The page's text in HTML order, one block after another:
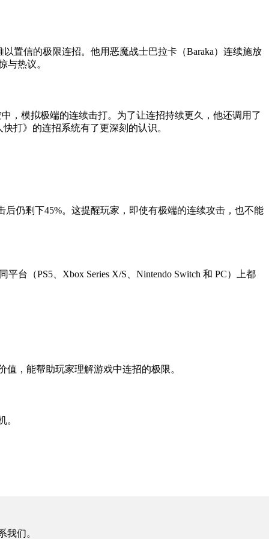
置信的极限连招。他用恶魔战士巴拉卡（Baraka）连续施放
与热议。
，模拟极端的连续击打。为了让连招持续更久，他还调用了
打》的连招系统有了更深刻的认识。
仍剩下45%。这提醒玩家，即使有极端的连续攻击，也不能
台（PS5、Xbox Series X/S、Nintendo Switch 和 PC）上都
，能帮助玩家理解游戏中连招的极限。
。
我们。